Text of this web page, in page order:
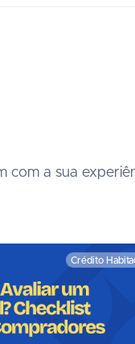
com a sua
Crédito